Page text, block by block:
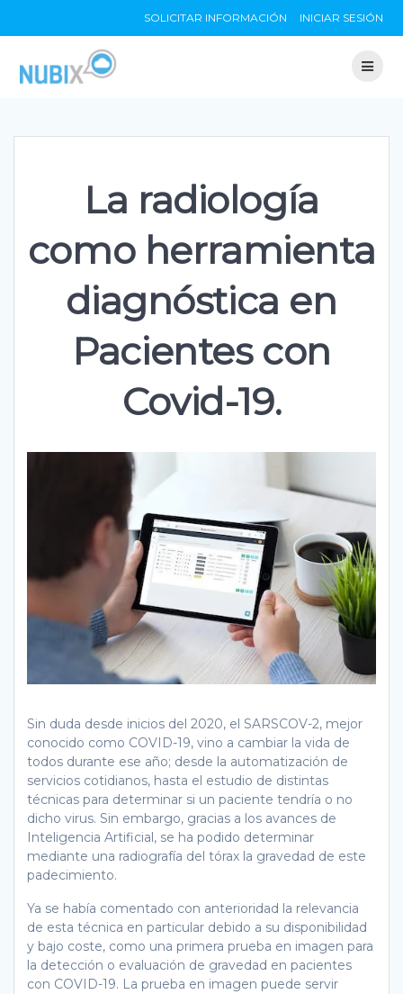
to
SOLICITAR INFORMACIÓN INICIAR SESIÓN
La radiología
como herramienta
diagnóstica en
Pacientes con
Covid-19.
Sin duda desde inicios del 2020, el SARSCOV-2, mejor
conocido como COVID-19, vino a cambiar la vida de
todos durante ese año; desde la automatización de
servicios cotidianos, hasta el estudio de distintas
técnicas para determinar si un paciente tendría o no
dicho virus. Sin embargo, gracias a los avances de
Inteligencia Artificial, se ha podido determinar
mediante una radiografía del tórax la gravedad de este
padecimiento.
Ya se había comentado con anterioridad la relevancia
de esta técnica en particular debido a su disponibilidad
y bajo coste, como una primera prueba en imagen para
la detección o evaluación de gravedad en pacientes
con COVID-19. La prueba en imagen puede servir